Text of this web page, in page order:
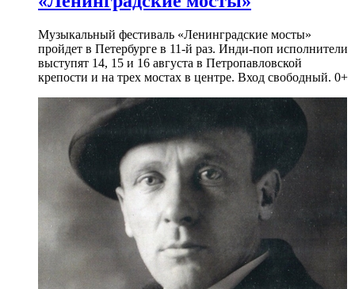
Музыкальный фестиваль «Ленинградские мосты»
пройдет в Петербурге в 11-й раз. Инди-поп исполнители
выступят 14, 15 и 16 августа в Петропавловской
крепости и на трех мостах в центре. Вход свободный. 0+